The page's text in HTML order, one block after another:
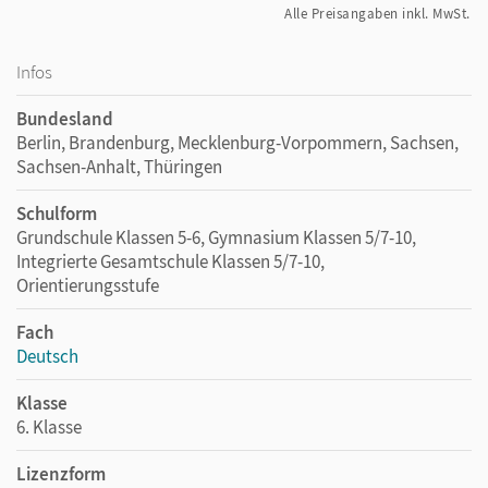
Alle Preisangaben inkl. MwSt.
Infos
Bundesland
Berlin, Brandenburg, Mecklenburg-Vorpommern, Sachsen,
Sachsen-Anhalt, Thüringen
Schulform
Grundschule Klassen 5-6, Gymnasium Klassen 5/7-10,
Integrierte Gesamtschule Klassen 5/7-10,
Orientierungsstufe
Fach
Deutsch
Klasse
6. Klasse
Lizenzform